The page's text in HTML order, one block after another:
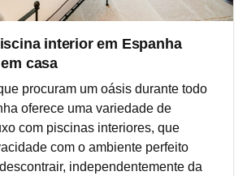
interior em Espanha
casa
procuram um oásis durante todo
oferece uma variedade de
com piscinas interiores, que
com o ambiente perfeito
independentemente da